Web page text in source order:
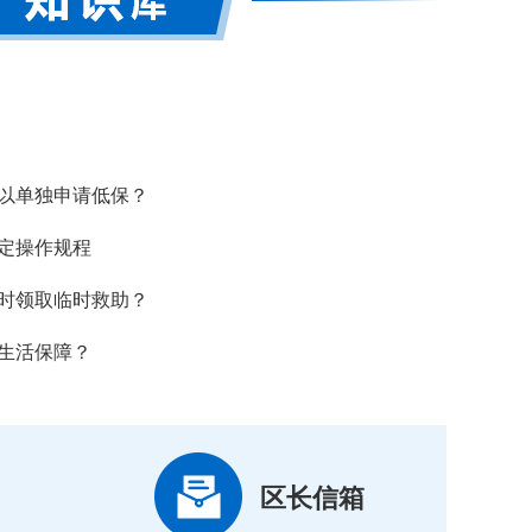
单独申请低保？
操作规程
领取临时救助？
活保障？
区长信箱